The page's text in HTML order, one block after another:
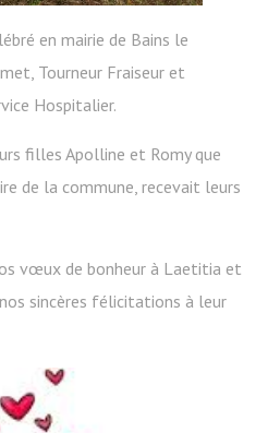
en mairie de Bains le
Tourneur Fraiseur et
Hospitalier.
filles Apolline et Romy que
de la commune, recevait leurs
vœux de bonheur à Laetitia et
sincères félicitations à leur